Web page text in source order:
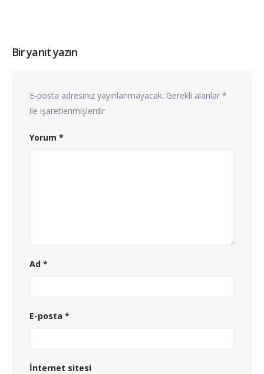
Bir yanıt yazın
E-posta adresiniz yayınlanmayacak. Gerekli alanlar *
ile işaretlenmişlerdir
Yorum *
Ad *
E-posta *
İnternet sitesi